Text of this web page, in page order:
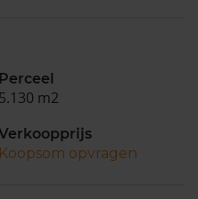
Perceel
5.130 m2
Koopsom opvragen